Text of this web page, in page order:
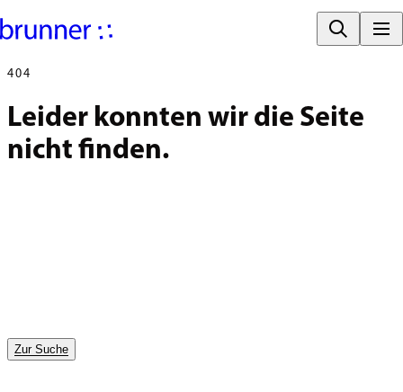
404
Leider konnten wir die Seite
nicht finden.
Zur Suche